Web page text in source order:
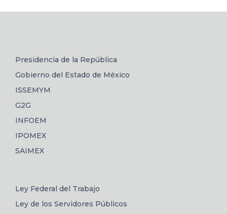
Presidencia de la República
Gobierno del Estado de México
ISSEMYM
G2G
INFOEM
IPOMEX
SAIMEX
Ley Federal del Trabajo
Ley de los Servidores Públicos